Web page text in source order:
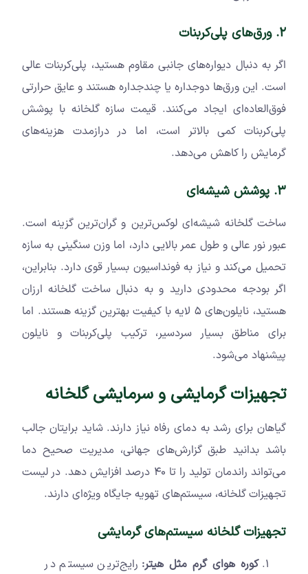
2. ورق‌های پلی‌کربنات
اگر به دنبال دیواره‌های جانبی مقاوم هستید، پلی‌کربنات عالی
است. این ورق‌ها دوجداره یا چندجداره هستند و عایق حرارتی
فوق‌العاده‌ای ایجاد می‌کنند. قیمت سازه گلخانه با پوشش
پلی‌کربنات کمی بالاتر است، اما در درازمدت هزینه‌های
گرمایش را کاهش می‌دهد.
3. پوشش شیشه‌ای
ساخت گلخانه شیشه‌ای لوکس‌ترین و گران‌ترین گزینه است.
عبور نور عالی و طول عمر بالایی دارد، اما وزن سنگینی به سازه
تحمیل می‌کند و نیاز به فونداسیون بسیار قوی دارد. بنابراین،
اگر بودجه محدودی دارید و به دنبال ساخت گلخانه ارزان
هستید، نایلون‌های ۵ لایه با کیفیت بهترین گزینه هستند. اما
برای مناطق بسیار سردسیر، ترکیب پلی‌کربنات و نایلون
پیشنهاد می‌شود.
تجهیزات گرمایشی و سرمایشی گلخانه
گیاهان برای رشد به دمای رفاه نیاز دارند. شاید برایتان جالب
باشد بدانید طبق گزارش‌های جهانی، مدیریت صحیح دما
می‌تواند راندمان تولید را تا ۴۰ درصد افزایش دهد. در لیست
تجهیزات گلخانه، سیستم‌های تهویه جایگاه ویژه‌ای دارند.
تجهیزات گلخانه سیستم‌های گرمایشی
کوره هوای گرم مثل هیتر: رایج‌ترین سیستم در